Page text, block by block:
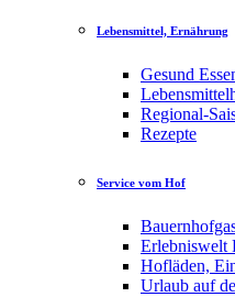
Lebensmittel, Ernährung
Gesund
Regional-
Rezepte
Service vom Hof
Erlebniswelt
Hofläden,
Urlaub auf